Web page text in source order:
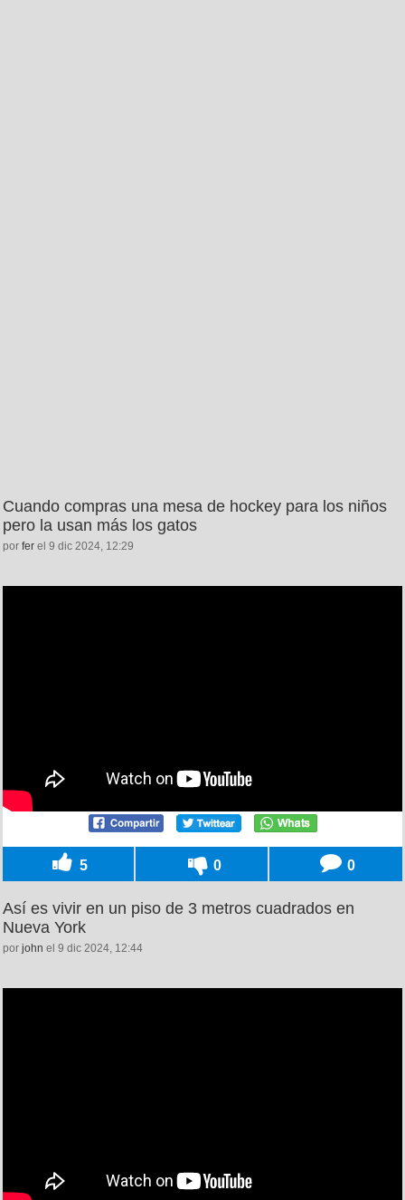
Cuando compras una mesa de hockey para los niños
pero la usan más los gatos
por fer el 9 dic 2024, 12:29
5 0 0
Así es vivir en un piso de 3 metros cuadrados en
Nueva York
por john el 9 dic 2024, 12:44